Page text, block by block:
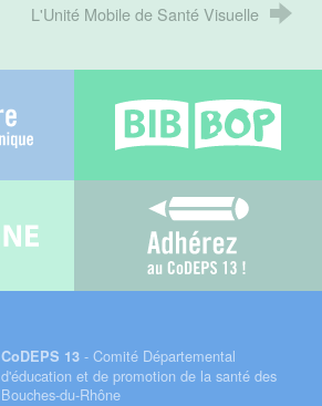
L'Unité Mobile de Santé Visuelle
Adhérez au
CoDEPS 13- Comité Départemental
d'éducation et de promotion de la santé des
Bouches-du-Rhône